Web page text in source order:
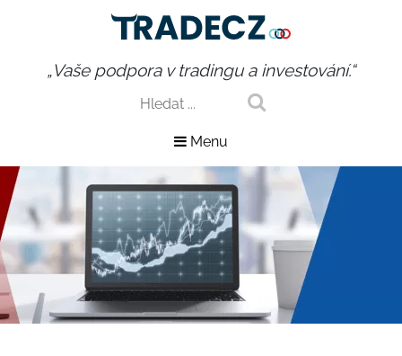
„Vaše podpora v tradingu a investování.“
Menu